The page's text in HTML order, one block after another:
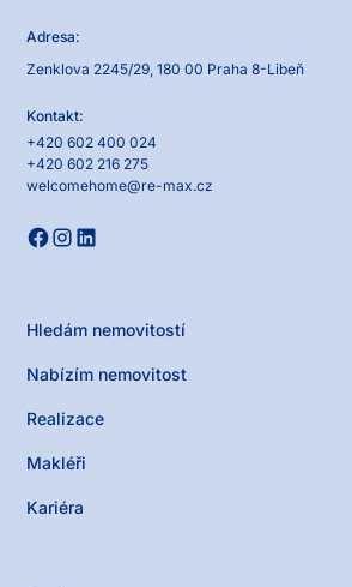
Adresa:
Zenklova 2245/29, 180 00 Praha 8-Libeň
Kontakt:
+420 602 400 024
+420 602 216 275
welcomehome@re-max.cz
Hledám nemovitostí
Nabízím nemovitost
Realizace
Makléři
Kariéra